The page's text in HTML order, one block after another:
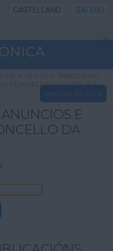
CASTELLANO GALEGO
SEDE
PÚBLICA
CIDADÁN
> INICIO > TABOLEIRO
CONCELLO DA CORUÑA
INICIAR SESIÓN
E
DA